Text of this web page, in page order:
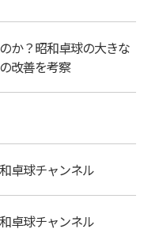
か？昭和卓球の大きな
改善を考察
卓球チャンネル
卓球チャンネル